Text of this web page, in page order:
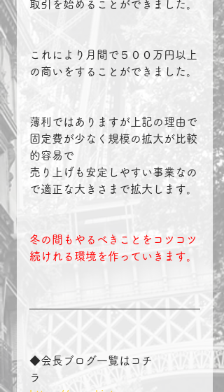
取引を始めることができました。
これにより月間で５００万円以上
の商いをすることができました。
薄利ではありますが上記の理由で
固定費が少なく規模の拡大が比較
的容易で
売り上げも安定しやすい事業なの
で適正な大きさまで拡大します。
冬の間もやるべきことをコツコツ
続けれる環境を作っていきます。
◆会長ブログ一覧はコチ
ラ